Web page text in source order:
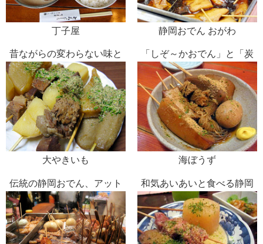
丁子屋 静岡おでん おがわ
昔ながらの変わらない味と
風景
大やきいも
「しぞ～かおでん」と「炭
火串焼」で一杯
海ぼうず
伝統の静岡おでん、アット
ホームな昭和の居酒屋
和気あいあいと食べる静岡
おでん